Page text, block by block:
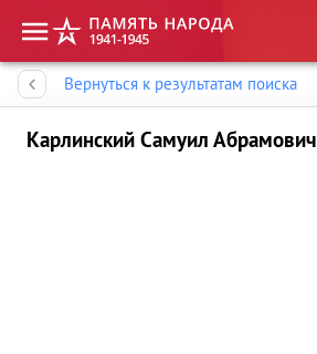
Вернуться к результатам поиска
Карлинский Самуил Абрамович
Память народа